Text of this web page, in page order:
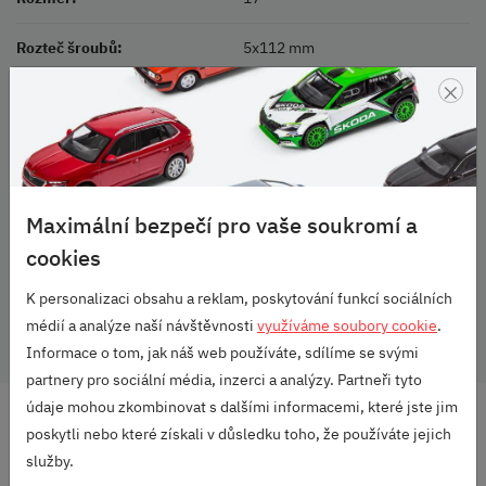
Rozteč šroubů: 5x112 mm
Stříbrná
Balení: 1 ks
Vozidlo:
Rozměr: 7,5J x 17
DOPRAVA ZDARMA
OD 2500 KČ
×
Maximální bezpečí pro vaše soukromí a
cookies
K personalizaci obsahu a reklam, poskytování funkcí sociálních
médií a analýze naší návštěvnosti využíváme soubory cookie.
Informace o tom, jak náš web používáte, sdílíme se svými
partnery pro sociální média, inzerci a analýzy. Partneři tyto
údaje mohou zkombinovat s dalšími informacemi, které jste jim
poskytli nebo které získali v důsledku toho, že používáte jejich
služby.